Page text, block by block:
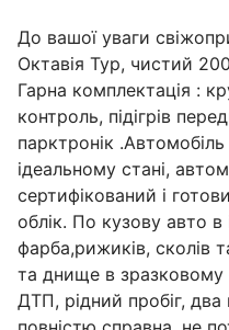
До вашої уваги
Октавія Тур, чистий
Гарна комплектація :
контроль, підігрів
парктронік
ідеальному стані,
сертифікований і
облік. По кузову авто в
фарба,рижиків, сколів
та днище в зразковому
ДТП, рідний пробіг,